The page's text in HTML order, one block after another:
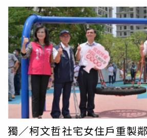
勳雖然回不來了，但如果孩子的離開，
出一步、保護更多孩子，那就是一家
意義。回述整起事件經過，2023年12
國中發生校園割頸命案。當時林姓少
不要破壞公物，找來郭姓少年替她出
承勳發生衝突，儘管楊一再表示自己
平息雙方情緒，最後郭男竟持預藏彈
口猛刺多刀，造成大量失血，送醫後
傷重不治。案件震驚全國，也掀起外
園安全及未成年重大犯罪處遇的廣泛討
任教、失去公立學校教師請領退休金
性平案已違反比例原則，顯然有情輕法
2024年9月判決徐世勳敗訴，他提起上
高行政法院認為上訴無理由，今年7月
徐世勳確定、2年內不可聘任為教師
涯並非完全畫下句點，台大在北高行
勳解聘2年屆滿後，因已逾齡不得於
至私校任職，並不像徐世勳聲稱會讓他
是對方離世，感嘆「一路好走」。另
綸已「卸下世上的勞苦，安息主懷」，
曾在台北自來水園區喝啤酒、談人生、
「Farewell, my dear brethren」表達
受張鈞綸協助打贏官司的民眾也透露
已不如以往，如今驟然離世令人相當
布確切死因，外界普遍推測為因病辭
開評論律師呂秋遠私生子事件，引發
出，依據公開判決資料，孩子生母為
師，呂秋遠是在女方提起強制認領訴訟
序，因此質疑對方事後仍以受害者自居
獨／柯文哲社宅女住戶重製